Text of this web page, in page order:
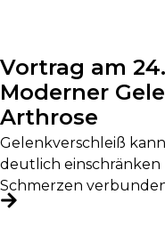
Vortrag am
Moderner
Arthrose
Gelenkverschleiß
deutlich
Schmerzen
betroffen sind Hüfte,